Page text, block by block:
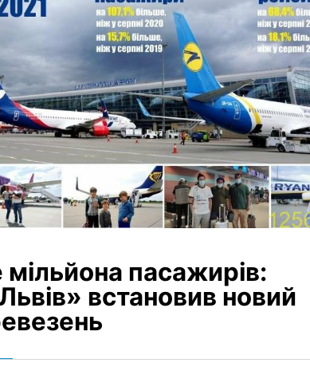
пасажирів:
встановив новий